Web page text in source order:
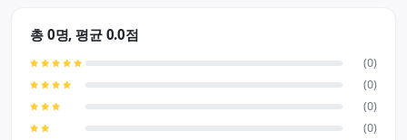
총 0명, 평균 0.0점
(0)
(0)
(0)
(0)